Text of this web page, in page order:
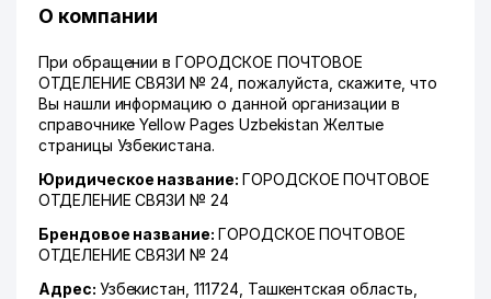
О компании
При обращении в ГОРОДСКОЕ ПОЧТОВОЕ
ОТДЕЛЕНИЕ СВЯЗИ № 24, пожалуйста, скажите, что
Вы нашли информацию о данной организации в
справочнике Yellow Pages Uzbekistan Желтые
страницы Узбекистана.
Юридическое название: ГОРОДСКОЕ ПОЧТОВОЕ
ОТДЕЛЕНИЕ СВЯЗИ № 24
Брендовое название: ГОРОДСКОЕ ПОЧТОВОЕ
ОТДЕЛЕНИЕ СВЯЗИ № 24
Адрес: Узбекистан, 111724, Ташкентская область